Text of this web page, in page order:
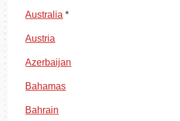
Australia *
Austria
Azerbaijan
Bahamas
Bahrain